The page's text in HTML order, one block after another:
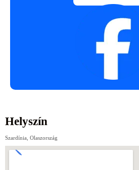
Helyszín
Szardínia, Olaszország